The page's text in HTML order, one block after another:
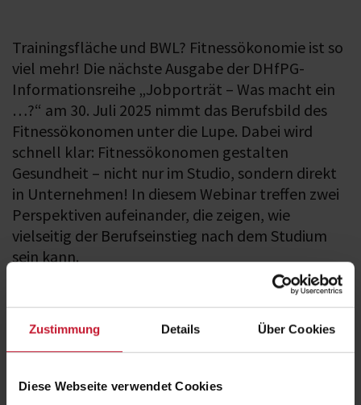
Zustimmung Details Über Cookies
Diese Webseite verwendet Cookies
Trainingsfläche und BWL? Fitnessökonomie ist so
viel mehr! Die nächste Ausgabe der DHfPG-
Informationsreihe „Jobporträt – Was macht ein
…?“ am 30. Juli 2025 nimmt das Berufsbild des
Fitnessökonomen unter die Lupe. Dabei wird
schnell klar: Fitnessökonomen gestalten
Gesundheit – nicht nur im Studio, sondern direkt
in Unternehmen! In diesem Webinar treffen zwei
Perspektiven aufeinander, die zeigen, wie
vielseitig der Berufseinstieg nach dem Studium
sein kann.